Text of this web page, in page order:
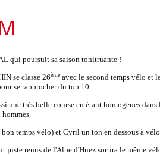
qui poursuit sa saison tonitruante !
se classe 26ème avec le second temps vélo et
se rapprocher du top 10.
une très belle course en étant homogènes
temps vélo) et Cyril un ton en dessous à vélo.
juste remis de l'Alpe d'Huez sortira le même